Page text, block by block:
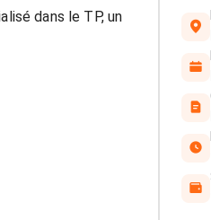
dans le TP, un